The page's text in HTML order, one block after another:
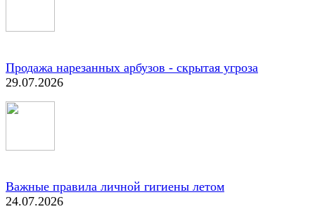
Продажа нарезанных арбузов - скрытая угроза
29.07.2026
Важные правила личной гигиены летом
24.07.2026